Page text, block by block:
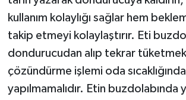
kullanım kolaylığı sağlar hem
takip etmeyi kolaylaştırır. Eti
dondurucudan alıp tekrar
çözündürme işlemi oda sıcaklığında
yapılmamalıdır. Etin buzdolabında